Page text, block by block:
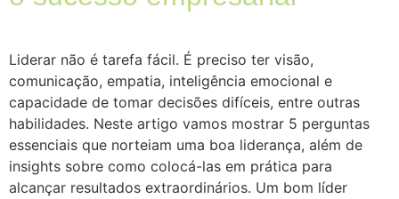
Liderar não é tarefa fácil. É preciso ter visão,
comunicação, empatia, inteligência emocional e
capacidade de tomar decisões difíceis, entre outras
habilidades. Neste artigo vamos mostrar 5 perguntas
essenciais que norteiam uma boa liderança, além de
insights sobre como colocá-las em prática para
alcançar resultados extraordinários. Um bom líder